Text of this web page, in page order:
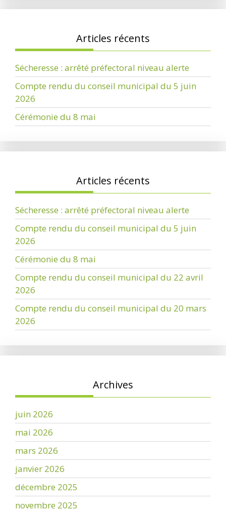
Articles récents
Sécheresse : arrêté préfectoral niveau alerte
Compte rendu du conseil municipal du 5 juin
2026
Cérémonie du 8 mai
Articles récents
Sécheresse : arrêté préfectoral niveau alerte
Compte rendu du conseil municipal du 5 juin
2026
Cérémonie du 8 mai
Compte rendu du conseil municipal du 22 avril
2026
Compte rendu du conseil municipal du 20 mars
2026
Archives
juin 2026
mai 2026
mars 2026
janvier 2026
décembre 2025
novembre 2025